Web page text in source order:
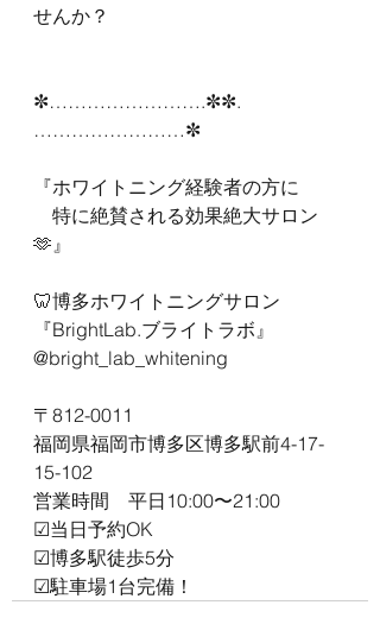
せんか？
✼…………………….✼✼.
……………………✼
『ホワイトニング経験者の方に
特に絶賛される効果絶大サロン
🫶』
🦷博多ホワイトニングサロン
『BrightLab.ブライトラボ』
@bright_lab_whitening
〒812-0011
福岡県福岡市博多区博多駅前4-17-
15-102
営業時間　平日10:00〜21:00
☑︎当日予約OK
☑︎博多駅徒歩5分
☑︎駐車場1台完備！